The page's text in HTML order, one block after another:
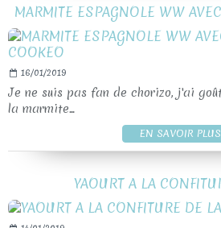
MARMITE ESPAGNOLE WW
16/01/2019
Je ne suis pas fan de chorizo, j'ai
la marmite...
EN SAVOIR PLUS
YAOURT A LA